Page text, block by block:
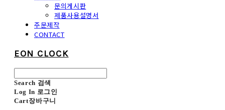
문의게시판
제품사용설명서
주문제작
CONTACT
EON CLOCK
Search 검색
Log In 로그인
Cart장바구니